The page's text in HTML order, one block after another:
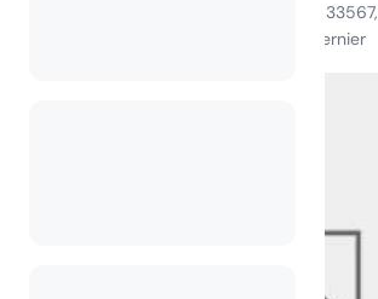
6140 Turkey Creek Rd., Plant City, FL 33567,
vues au cours du mois dernier